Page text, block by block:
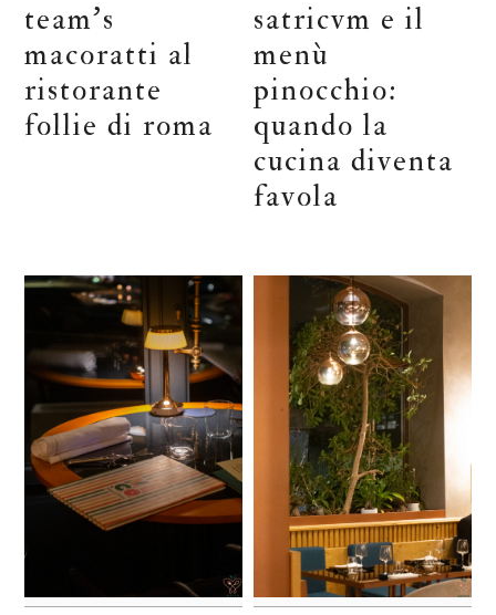
team’s
macoratti al
ristorante
follie di roma
satricvm e il
menù
pinocchio:
quando la
cucina diventa
favola